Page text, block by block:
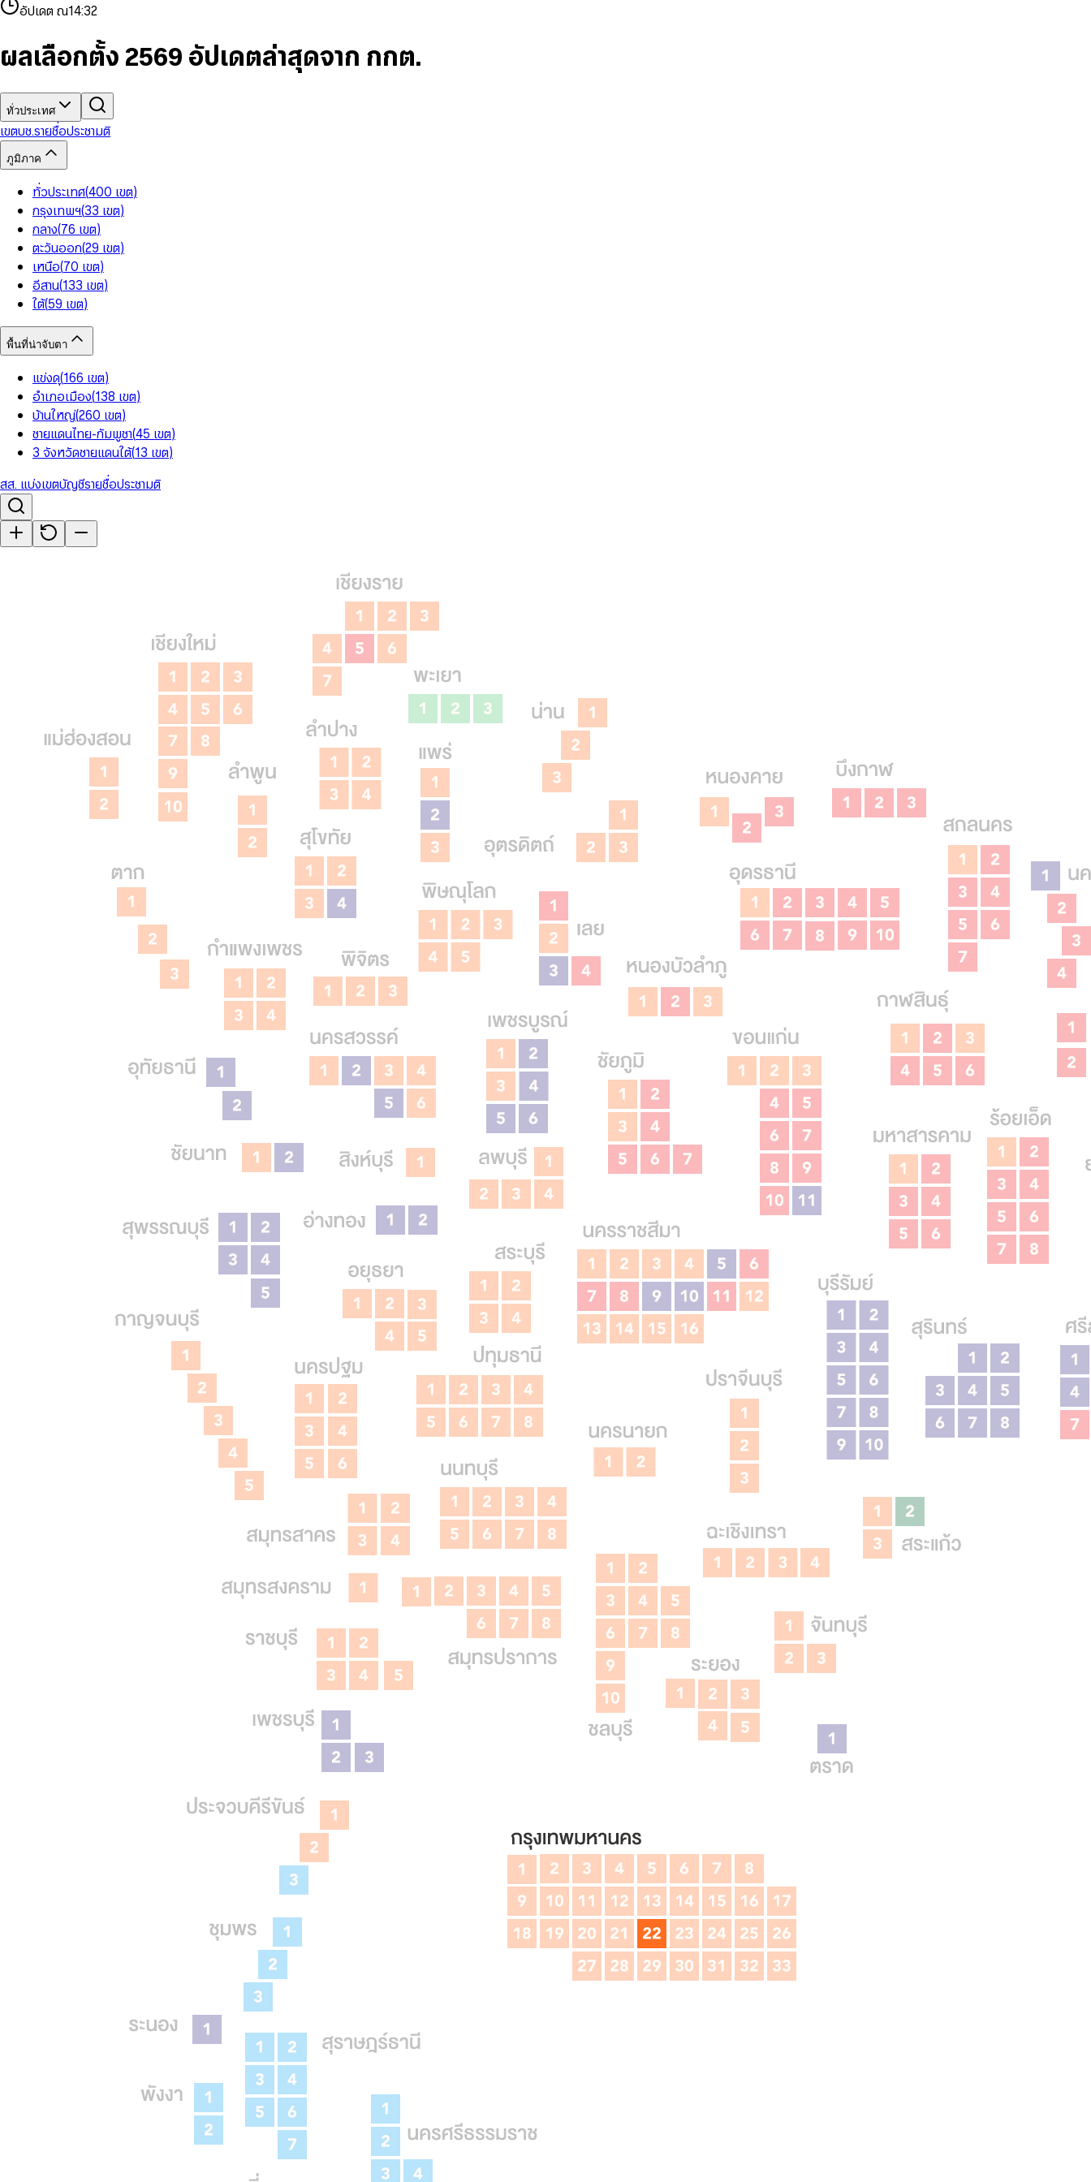
9 9
5
7
8
993
5
6
8
9
84
6
7
9
3
5
6
8
9
7
9
อัปเดต ณ14:32
ผลเลือกตั้ง 2569 อัปเดตล่าสุดจาก กกต.
ทั่วประเทศ
เขตบช.รายชื่อประชามติ
ภูมิภาค
ทั่วประเทศ(400 เขต)
กรุงเทพฯ(33 เขต)
กลาง(76 เขต)
ตะวันออก(29 เขต)
เหนือ(70 เขต)
อีสาน(133 เขต)
ใต้(59 เขต)
พื้นที่น่าจับตา
แข่งดุ(166 เขต)
อำเภอเมือง(138 เขต)
บ้านใหญ่(260 เขต)
ชายแดนไทย-กัมพูชา(45 เขต)
3 จังหวัดชายแดนใต้(13 เขต)
สส. แบ่งเขตบัญชีรายชื่อประชามติ